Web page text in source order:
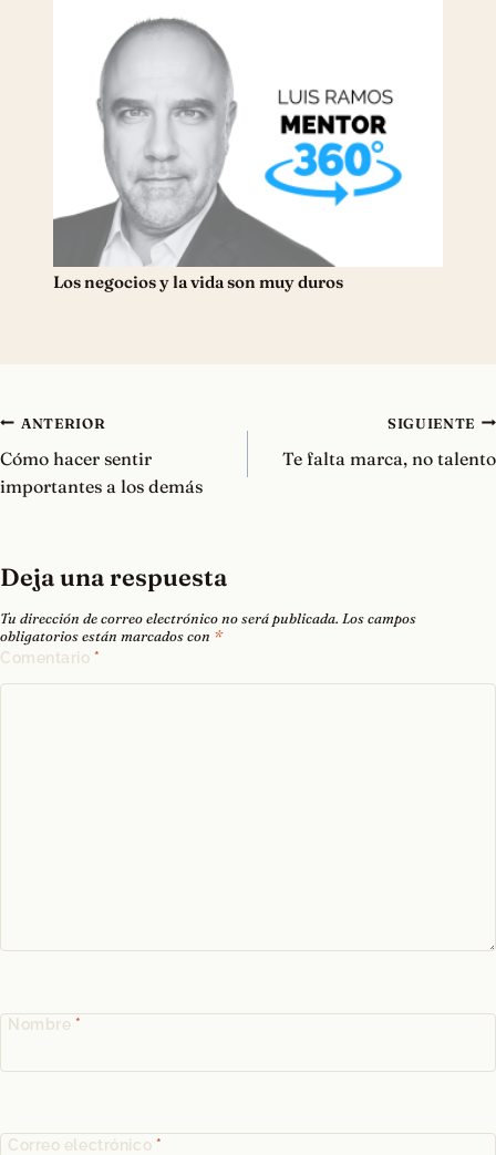
Los negocios y la vida son muy duros
Navegación
de
entradas
ANTERIOR
Cómo hacer sentir
importantes a los demás
SIGUIENTE
Te falta marca, no talento
Deja una respuesta
Tu dirección de correo electrónico no será publicada. Los campos
obligatorios están marcados con *
Comentario *
Nombre *
Correo electrónico *